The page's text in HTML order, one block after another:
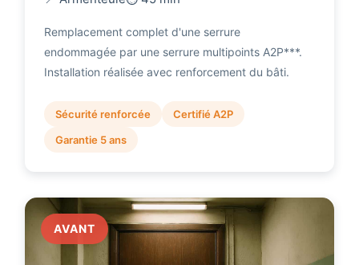
Remplacement complet d'une serrure
endommagée par une serrure multipoints A2P***.
Installation réalisée avec renforcement du bâti.
Sécurité renforcée
Certifié A2P
Garantie 5 ans
AVANT